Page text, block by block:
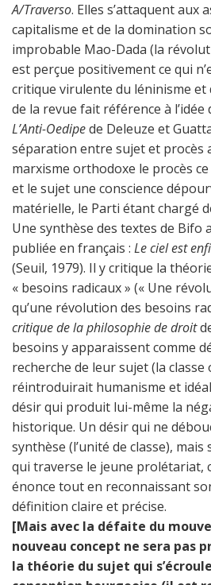
A/Traverso. Elles s’attaquent aux
capitalisme et de la domination
improbable Mao-Dada (la
est perçue positivement ce qui
critique virulente du léninisme et
de la revue fait référence à
L’Anti-Oedipede Deleuze et
séparation entre sujet et procès
marxisme orthodoxe le procès ce
et le sujet une conscience
matérielle, le Parti étant chargé
Une synthèse des textes de Bifo
publiée en français : Le ciel est
(Seuil, 1979). Il y critique la
« besoins radicaux » (« Une
qu’une révolution des besoins
critique de la philosophie de droit
besoins y apparaissent comme
recherche de leur sujet (la classe
réintroduirait humanisme et
désir qui produit lui-même la
historique. Un désir qui ne
synthèse (l’unité de classe),
qui traverse le jeune prolétariat,
énonce tout en reconnaissant
définition claire et précise.
[Mais avec la défaite du
nouveau concept ne sera pas
la théorie du sujet qui